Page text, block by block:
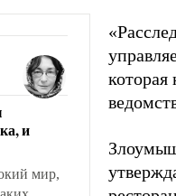
и
мир,
которая